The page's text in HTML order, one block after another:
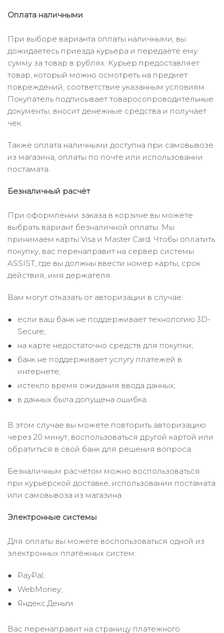
Оплата наличными
При выборе варианта оплаты наличными, вы
дожидаетесь приезда курьера и передаёте ему
сумму за товар в рублях. Курьер предоставляет
товар, который можно осмотреть на предмет
повреждений, соответствие указанным условиям.
Покупатель подписывает товаросопроводительные
документы, вносит денежные средства и получает
чек.
Также оплата наличными доступна при самовывозе
из магазина, оплаты по почте или использовании
постамата.
Безналичный расчёт
При оформлении заказа в корзине вы можете
выбрать вариант безналичной оплаты. Мы
принимаем карты Visa и Master Card. Чтобы оплатить
покупку, вас перенаправит на сервер системы
ASSIST, где вы должны ввести номер карты, срок
действия, имя держателя.
Вам могут отказать от авторизации в случае:
если ваш банк не поддерживает технологию 3D-
Secure;
на карте недостаточно средств для покупки;
банк не поддерживает услугу платежей в
интернете;
истекло время ожидания ввода данных;
в данных была допущена ошибка.
В этом случае вы можете повторить авторизацию
через 20 минут, воспользоваться другой картой или
обратиться в свой банк для решения вопроса.
Безналичным расчётом можно воспользоваться
при курьерской доставке, использовании постамата
или самовывоза из магазина.
Электронные системы
Для оплаты вы можете воспользоваться одной из
электронных платёжных систем:
PayPal;
WebMoney;
Яндекс.Деньги.
Вас перенаправит на страницу платежного